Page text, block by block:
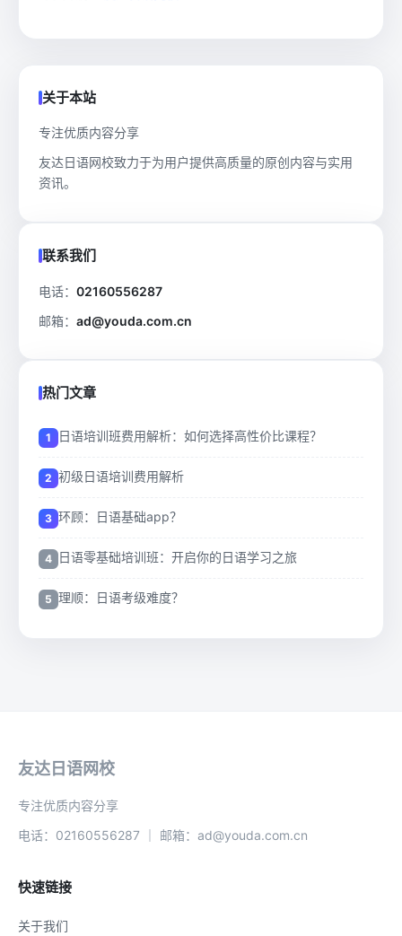
关于本站
专注优质内容分享
友达日语网校致力于为用户提供高质量的原创内容与实用
资讯。
联系我们
电话： 02160556287
邮箱： ad@youda.com.cn
热门文章
日语培训班费用解析：如何选择高性价比课程？
初级日语培训费用解析
环顾：日语基础app？
日语零基础培训班：开启你的日语学习之旅
理顺：日语考级难度？
友达日语网校
专注优质内容分享
电话：02160556287 ｜ 邮箱：ad@youda.com.cn
快速链接
关于我们